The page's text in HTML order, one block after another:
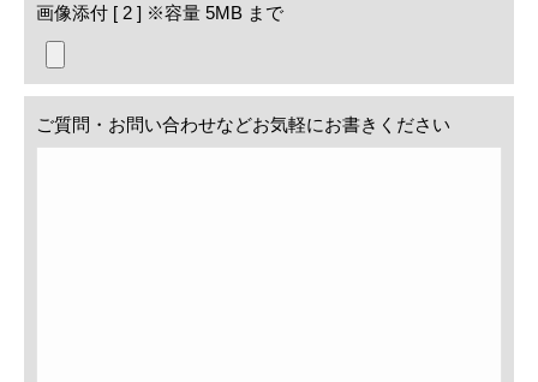
画像添付 [ 2 ] ※容量 5MB まで
ご質問・お問い合わせなどお気軽にお書きください